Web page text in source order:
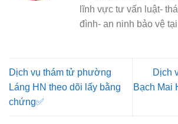
lĩnh vực tư vấn luật-
đình- an ninh bảo vệ
Dịch vụ thám tử phường
Láng HN theo dõi lấy bằng
chứng✅
Dịch
Bạch Mai